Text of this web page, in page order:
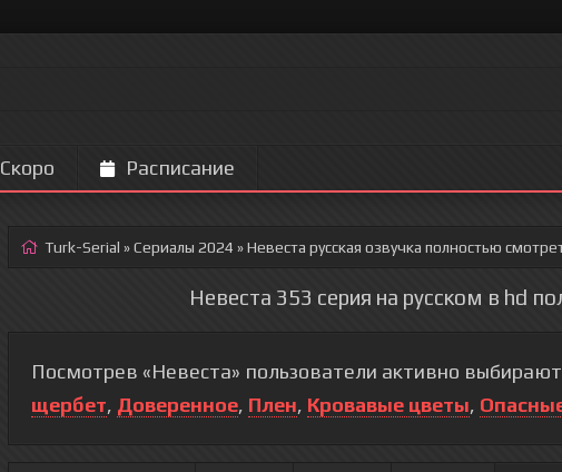
Скоро Расписание
Turk-Serial »Сериалы 2024 » Невеста русская озвучка полностью
Невеста 353 серия на русском в hd
Посмотрев «Невеста» пользователи активно
щербет, Доверенное, Плен, Кровавые цветы,